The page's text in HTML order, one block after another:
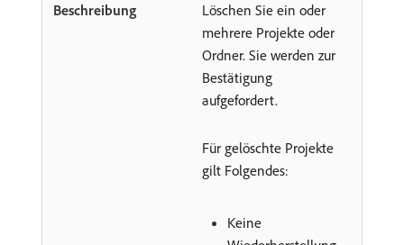
Löschen Sie ein oder
mehrere Projekte oder
Ordner. Sie werden zur
Bestätigung
aufgefordert.
Für gelöschte Projekte
gilt Folgendes:
Keine